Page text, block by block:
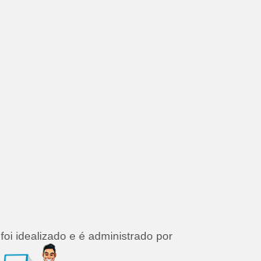
foi idealizado e é administrado por